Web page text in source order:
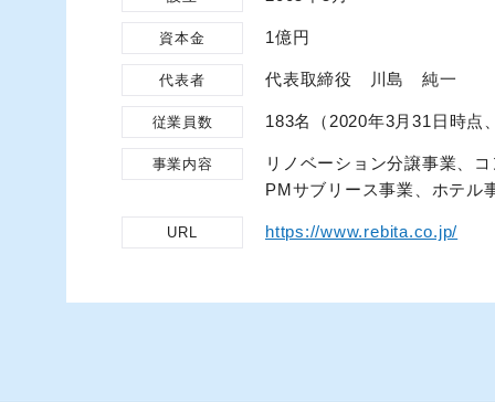
資本金 1億円
代表者 代表取締役 川島 純一
従業員数 183名（2020年3月31日時点
事業内容
リノベーション分譲事業、
PMサブリース事業、ホテル
URL https://www.rebita.co.jp/